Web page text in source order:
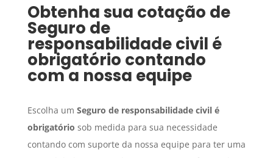
Obtenha sua cotação de
Seguro de
responsabilidade civil é
obrigatório contando
com a nossa equipe
Escolha um Seguro de responsabilidade civil é
obrigatório sob medida para sua necessidade
contando com suporte da nossa equipe para ter uma